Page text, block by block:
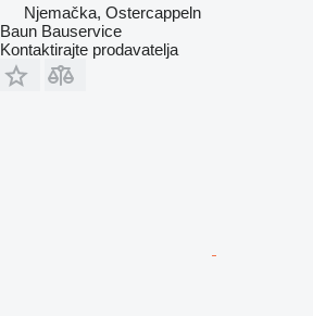
Njemačka, Ostercappeln
Baun Bauservice
Kontaktirajte prodavatelja